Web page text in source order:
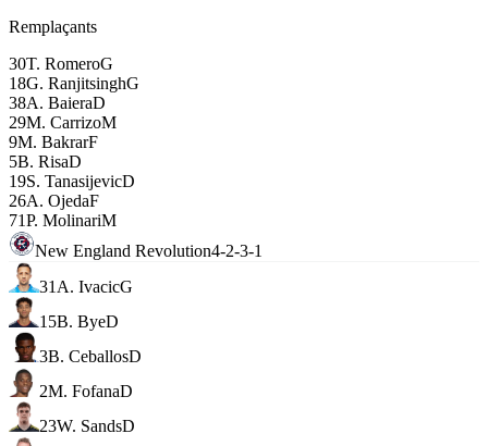
Remplaçants
30T. RomeroG
18G. RanjitsinghG
38A. BaieraD
29M. CarrizoM
9M. BakrarF
5B. RisaD
19S. TanasijevicD
26A. OjedaF
71P. MolinariM
New England Revolution4-2-3-1
31 A. IvacicG
15B. ByeD
3B. CeballosD
2M. FofanaD
23W. SandsD